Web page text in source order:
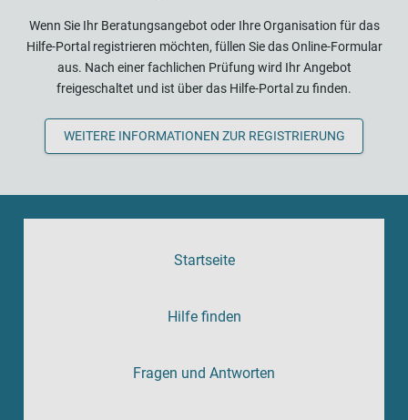
Wenn Sie Ihr Beratungsangebot oder Ihre Organisation für das
Hilfe-Portal registrieren möchten, füllen Sie das Online-Formular
aus. Nach einer fachlichen Prüfung wird Ihr Angebot
freigeschaltet und ist über das Hilfe-Portal zu finden.
WEITERE INFORMATIONEN ZUR REGISTRIERUNG
Startseite
Hilfe finden
Fragen und Antworten